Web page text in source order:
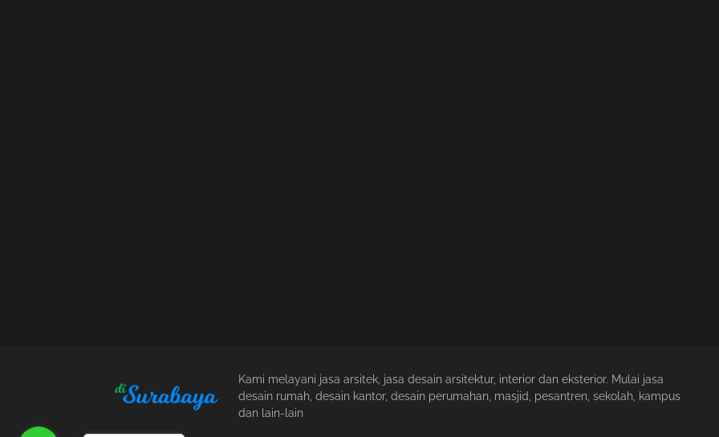
Kami melayani jasa arsitek, jasa desain arsitektur, interior dan eksterior. Mulai jasa
desain rumah, desain kantor, desain perumahan, masjid, pesantren, sekolah, kampus
dan lain-lain